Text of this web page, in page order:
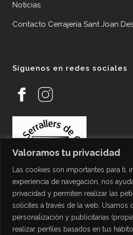
Valoramos tu privacidad
Las cookies son importantes para ti,
experiencia de navegación, nos
privacidad y permiten realizar las
solicites a través de la web. Usamos
personalización y publicitarias
realizar perfiles basados en tus
Noticias
Contacto Cerrajería Sant Joan
Síguenos en redes sociales
PROTECCIÓN DE DATOS